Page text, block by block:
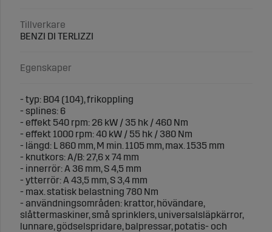
Tillverkare
BENZI DI TERLIZZI
Egenskaper
- typ: B04 (104), frikoppling
- splines: 6
- effekt 540 rpm: 26 kW / 35 hk / 460 Nm
- effekt 1000 rpm: 40 kW / 55 hk / 380 Nm
- längd: L 860 mm, M min. 1105 mm, max. 1535 mm
- knutkors: A/B: 27,6 x 74 mm
- innerrör: A 36 mm, S 4,5 mm
- ytterrör: A 43,5 mm, S 3,4 mm
- max. statisk belastning 780 Nm
- användningsområden: krattor, hövändare,
slåttermaskiner, små sprinklers, universalsläpkärror,
lunnare, gödselspridare, balpressar, potatis- och